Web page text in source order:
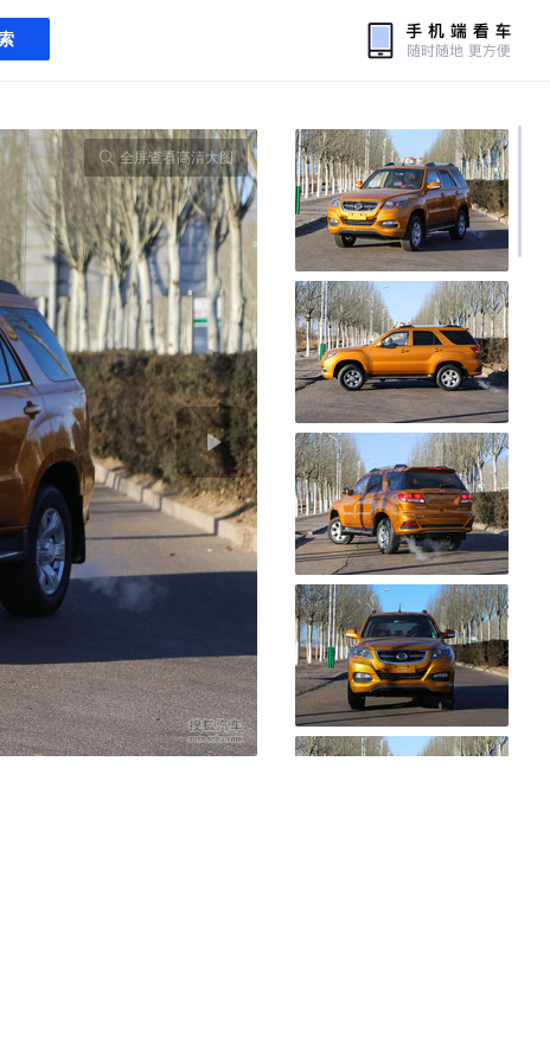
全屏查看高清大图